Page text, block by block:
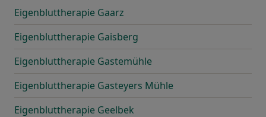
Eigenbluttherapie Gaarz
Eigenbluttherapie Gaisberg
Eigenbluttherapie Gastemühle
Eigenbluttherapie Gasteyers Mühle
Eigenbluttherapie Geelbek